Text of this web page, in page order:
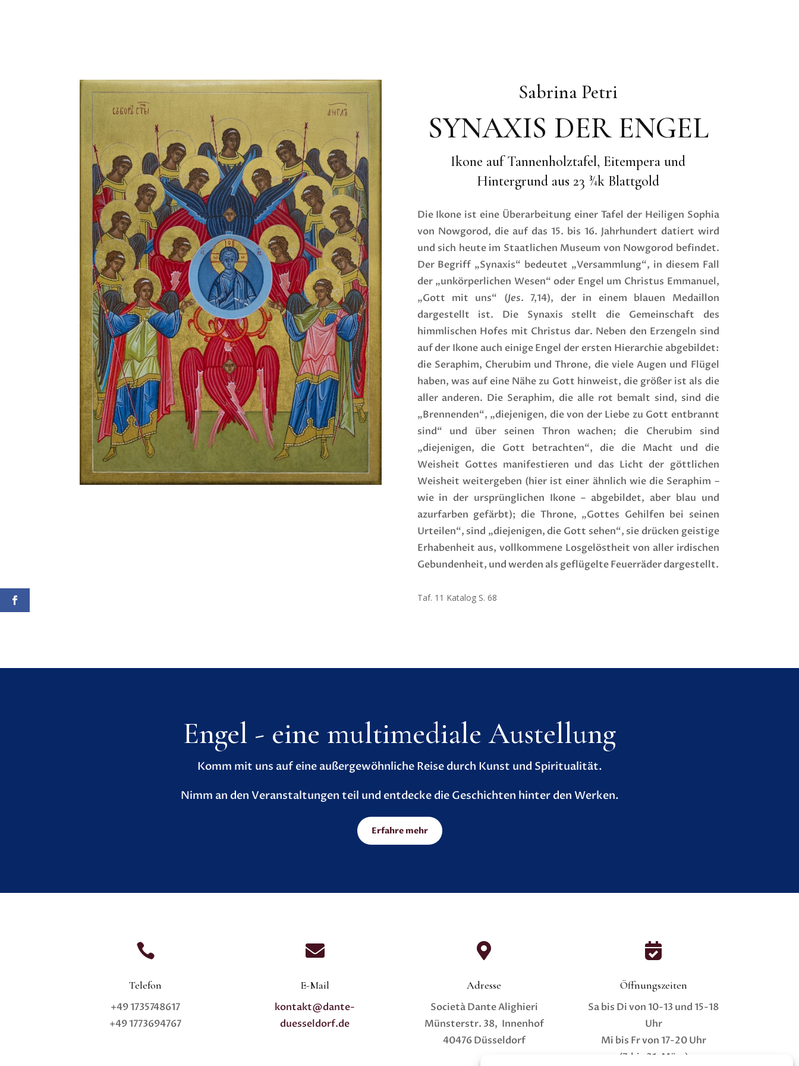
Sabrina Petri
SYNAXIS DER ENGEL
Ikone auf Tannenholztafel, Eitempera und
Hintergrund aus 23 ¾k Blattgold
Die Ikone ist eine Überarbeitung einer Tafel der Heiligen Sophia
von Nowgorod, die auf das 15. bis 16. Jahrhundert datiert wird
und sich heute im Staatlichen Museum von Nowgorod befindet.
Der Begriff „Synaxis“ bedeutet „Versammlung“, in diesem Fall
der „unkörperlichen Wesen“ oder Engel um Christus Emmanuel,
„Gott mit uns“ (Jes. 7,14), der in einem blauen Medaillon
dargestellt ist. Die Synaxis stellt die Gemeinschaft des
himmlischen Hofes mit Christus dar. Neben den Erzengeln sind
auf der Ikone auch einige Engel der ersten Hierarchie abgebildet:
die Seraphim, Cherubim und Throne, die viele Augen und Flügel
haben, was auf eine Nähe zu Gott hinweist, die größer ist als die
aller anderen. Die Seraphim, die alle rot bemalt sind, sind die
„Brennenden“, „diejenigen, die von der Liebe zu Gott entbrannt
sind“ und über seinen Thron wachen; die Cherubim sind
„diejenigen, die Gott betrachten“, die die Macht und die
Weisheit Gottes manifestieren und das Licht der göttlichen
Weisheit weitergeben (hier ist einer ähnlich wie die Seraphim –
wie in der ursprünglichen Ikone – abgebildet, aber blau und
azurfarben gefärbt); die Throne, „Gottes Gehilfen bei seinen
Urteilen“, sind „diejenigen, die Gott sehen“, sie drücken geistige
Erhabenheit aus, vollkommene Losgelöstheit von aller irdischen
Gebundenheit, und werden als geflügelte Feuerräder dargestellt.
Taf. 11 Katalog S. 68
Engel - eine multimediale Austellung
Komm mit uns auf eine außergewöhnliche Reise durch Kunst und Spiritualität.
Nimm an den Veranstaltungen teil und entdecke die Geschichten hinter den Werken.
Erfahre mehr

Telefon
+49 1735748617
+49 1773694767

E-Mail
kontakt@dante-
duesseldorf.de

Adresse
Società Dante Alighieri
Münsterstr. 38, Innenhof
40476 Düsseldorf

Öffnungszeiten
Sa bis Di von 10-13 und 15-18
Uhr
Mi bis Fr von 17-20 Uhr
(7. bis 21. März)